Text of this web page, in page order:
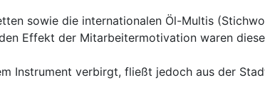
sowie die internationalen Öl-Multis
Effekt der Mitarbeitermotivation waren
Instrument verbirgt, fließt jedoch aus der